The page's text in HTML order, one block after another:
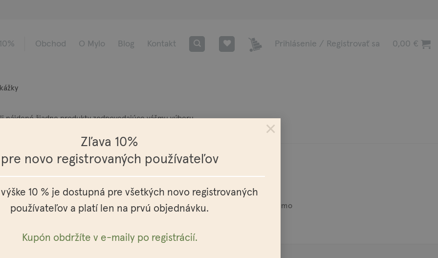
Zľava 10%
pre novo registrovaných používateľov
10 % je dostupná pre všetkých novo registrovaných
používateľov a platí len na prvú objednávku.
Kupón obdržíte v e-maily po registrácií.
×
Obchod O Mylo Blog Kontakt Prihlásenie / Registrovať sa 0,00 €
nájdené žiadne produkty zodpovedajúce vášmu výberu.
Osobné vyzdvihnutie možné v
celej SR a ČR
Doprava nad 100€ zadarmo